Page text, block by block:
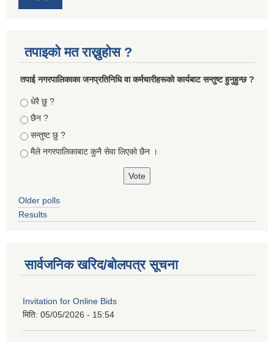
तपाइको मत राख्नुहोस ?
तपा‌ई नगरपालिकाका जनप्रतिनिधि वा कर्मचारीहरूकाे कार्यबाट सन्तुष्ट हुनुहुन्छ ?
Choices
धेरै छु ?
छैन ?
सन्तुष्ट छु ?
मैले नगरपालिकाबाट कुनै सेवा लिएकाे छैन ।
Older polls
Results
सार्वजनिक खरिद/बोलपत्र सूचना
Invitation for Online Bids
मिति: 05/05/2026 - 15:54